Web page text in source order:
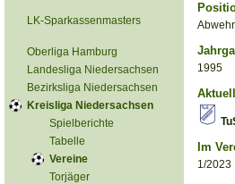
LK-Sparkassenmasters
Oberliga Hamburg
Landesliga Niedersachsen
Bezirksliga Niedersachsen
Kreisliga Niedersachsen
Spielberichte
Tabelle
Vereine
Torjäger
Abwehr
1995
Im
1/2023